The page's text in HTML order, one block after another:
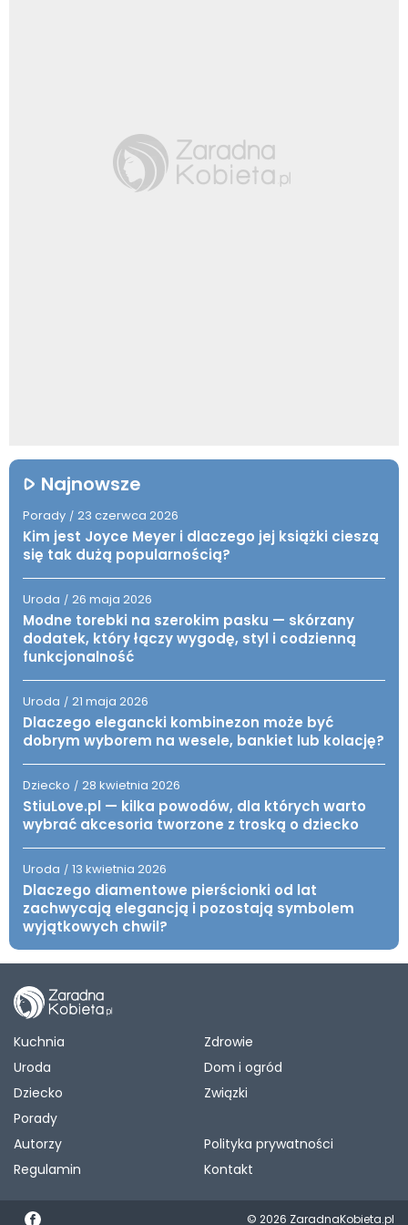
Najnowsze
Porady / 23 czerwca 2026
Kim jest Joyce Meyer i dlaczego jej książki cieszą
się tak dużą popularnością?
Uroda / 26 maja 2026
Modne torebki na szerokim pasku — skórzany
dodatek, który łączy wygodę, styl i codzienną
funkcjonalność
Uroda / 21 maja 2026
Dlaczego elegancki kombinezon może być
dobrym wyborem na wesele, bankiet lub kolację?
Dziecko / 28 kwietnia 2026
StiuLove.pl — kilka powodów, dla których warto
wybrać akcesoria tworzone z troską o dziecko
Uroda / 13 kwietnia 2026
Dlaczego diamentowe pierścionki od lat
zachwycają elegancją i pozostają symbolem
wyjątkowych chwil?
Kuchnia
Zdrowie
Uroda
Dom i ogród
Dziecko
Związki
Porady
Autorzy
Polityka prywatności
Regulamin
Kontakt
© 2026 ZaradnaKobieta.pl